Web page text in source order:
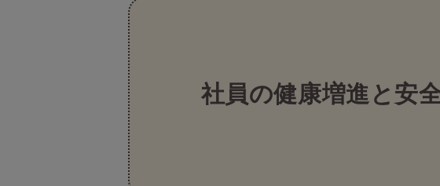
社員の健康増進と安